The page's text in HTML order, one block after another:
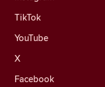
TikTok
YouTube
X
Facebook